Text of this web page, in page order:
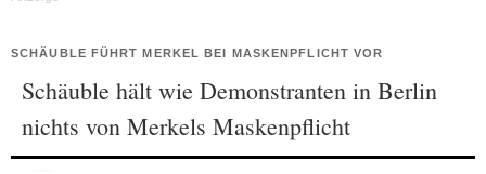
SCHÄUBLE FÜHRT MERKEL BEI MASKENPFLICHT VOR
Schäuble hält wie Demonstranten in Berlin
nichts von Merkels Maskenpflicht